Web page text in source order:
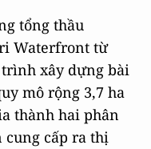
tổng thầu
Waterfront từ
trình xây dựng bài
mô rộng 3,7 ha
thành hai phân
cấp ra thị